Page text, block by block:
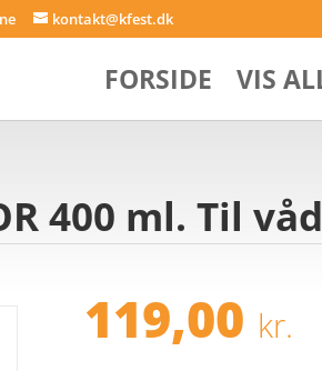
kontakt@kfest.dk
FORSIDE VIS
400 ml. Til
119,00 kr.